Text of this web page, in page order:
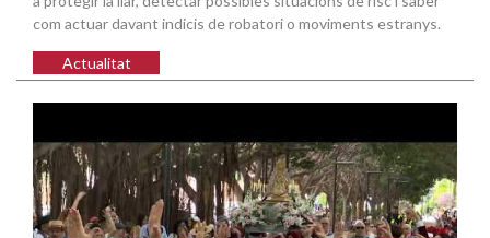
com actuar davant indicis de robatori o moviments estranys.
Actualitat